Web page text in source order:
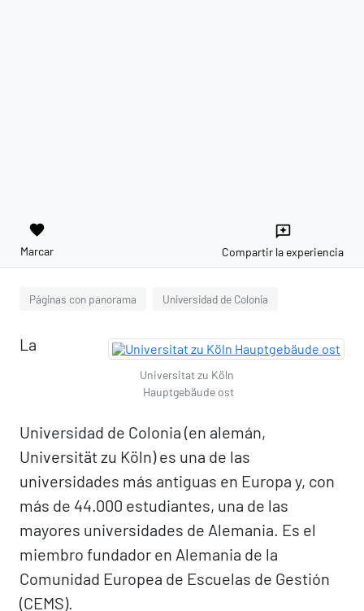
favorite
Marcar
reviews
Compartir la experiencia
Páginas con panorama Universidad de Colonia
Universitat zu Köln
Hauptgebäude ost
La
Universidad de Colonia (en alemán,
Universität zu Köln) es una de las
universidades más antiguas en Europa y, con
más de 44.000 estudiantes, una de las
mayores universidades de Alemania. Es el
miembro fundador en Alemania de la
Comunidad Europea de Escuelas de Gestión
(CEMS).